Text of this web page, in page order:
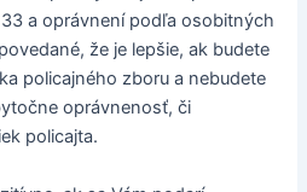
a oprávnení podľa osobitných
že je lepšie, ak budete
policajného zboru a nebudete
oprávnenosť, či
policajta.